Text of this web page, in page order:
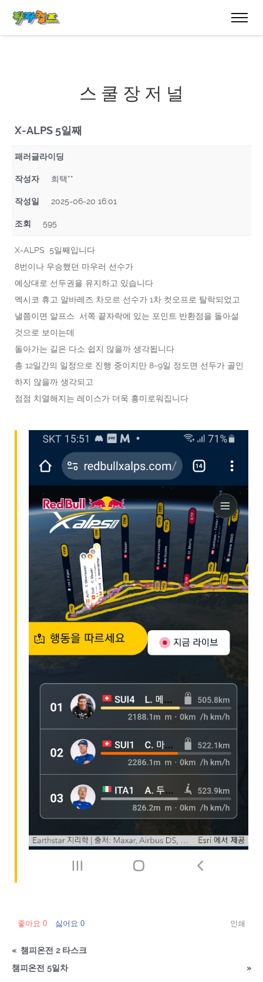
스 쿨 장 저 널
X-ALPS 5일째
패러글라이딩
작성자 희택**
작성일 2025-06-20 16:01
조회 595
X-ALPS 5일째입니다
8번이나 우승했던 마우러 선수가
예상대로 선두권을 유지하고 있습니다
멕시코 휴고 알바레즈 차모르 선수가 1차 컷오프로 탈락되었고
낼쯤이면 알프스 서쪽 끝자락에 있는 포인트 반환점을 돌아설
것으로 보이는데
돌아가는 길은 다소 쉽지 않을까 생각됩니다
총 12일간의 일정으로 진행 중이지만 8~9일 정도면 선두가 골인
하지 않을까 생각되고
점점 치열해지는 레이스가 더욱 흥미로워집니다
좋아요 0 싫어요 0 인쇄
« 챔피온전 2 타스크
챔피온전 5일차
»